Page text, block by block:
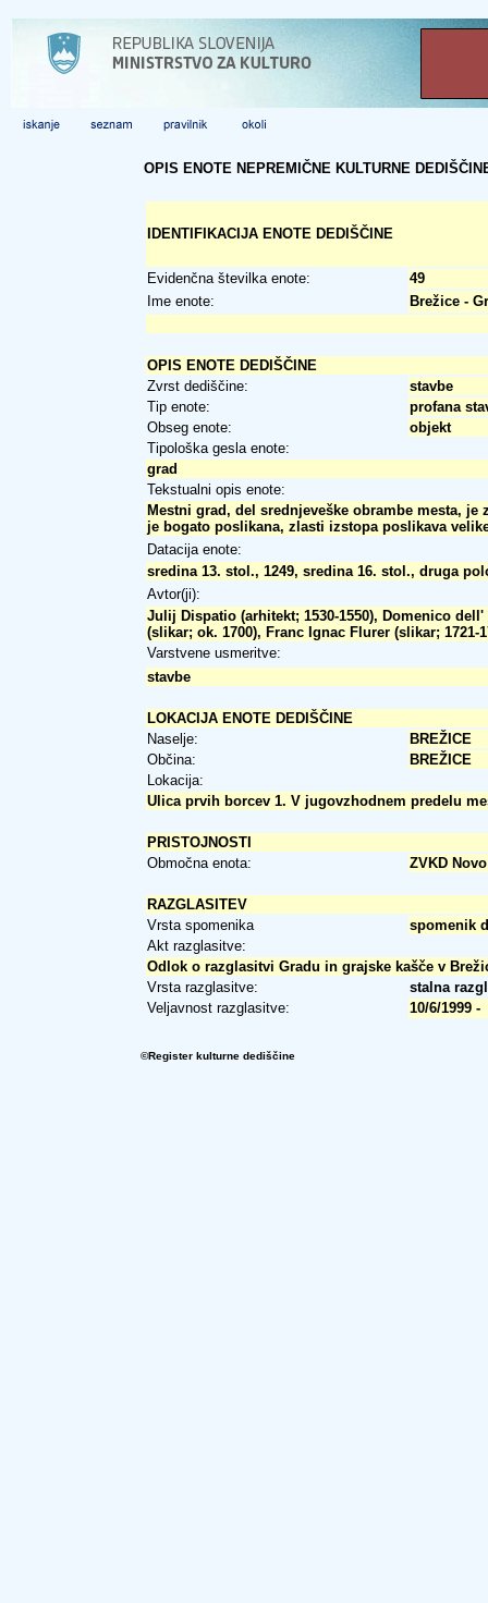
OPIS ENOTE NEPREMIČNE KULTURNE
IDENTIFIKACIJA ENOTE DEDIŠČINE
Evidenčna številka enote:
49
Ime enote:
Brežice -
OPIS ENOTE DEDIŠČINE
Zvrst dediščine:
stavbe
Tip enote:
profana
Obseg enote:
objekt
Tipološka gesla enote:
grad
Tekstualni opis enote:
Mestni grad, del srednjeveške obrambe mesta,
je bogato poslikana, zlasti izstopa poslikava
Datacija enote:
sredina 13. stol., 1249, sredina 16. stol., druga
Avtor(ji):
Julij Dispatio (arhitekt; 1530-1550), Domenico
(slikar; ok. 1700), Franc Ignac Flurer (slikar; 1721-
Varstvene usmeritve:
stavbe
LOKACIJA ENOTE DEDIŠČINE
Naselje:
BREŽICE
Občina:
BREŽICE
Lokacija:
Ulica prvih borcev 1. V jugovzhodnem predelu
PRISTOJNOSTI
Območna enota:
ZVKD
RAZGLASITEV
Vrsta spomenika
spomenik
Akt razglasitve:
Odlok o razglasitvi Gradu in grajske kašče v
Vrsta razglasitve:
stalna
Veljavnost razglasitve:
10/6/1999 -
©Register kulturne dediščine